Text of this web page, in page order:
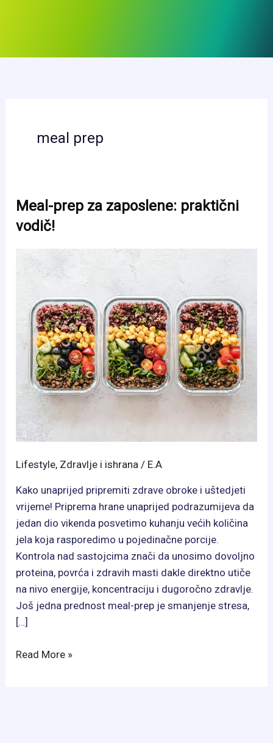
meal prep
Meal-prep za zaposlene: praktični
vodič!
Lifestyle, Zdravlje i ishrana / E.A
Kako unaprijed pripremiti zdrave obroke i uštedjeti
vrijeme! Priprema hrane unaprijed podrazumijeva da
jedan dio vikenda posvetimo kuhanju većih količina
jela koja rasporedimo u pojedinačne porcije.
Kontrola nad sastojcima znači da unosimo dovoljno
proteina, povrća i zdravih masti dakle direktno utiče
na nivo energije, koncentraciju i dugoročno zdravlje.
Još jedna prednost meal-prep je smanjenje stresa,
[…]
Meal-
Read More »